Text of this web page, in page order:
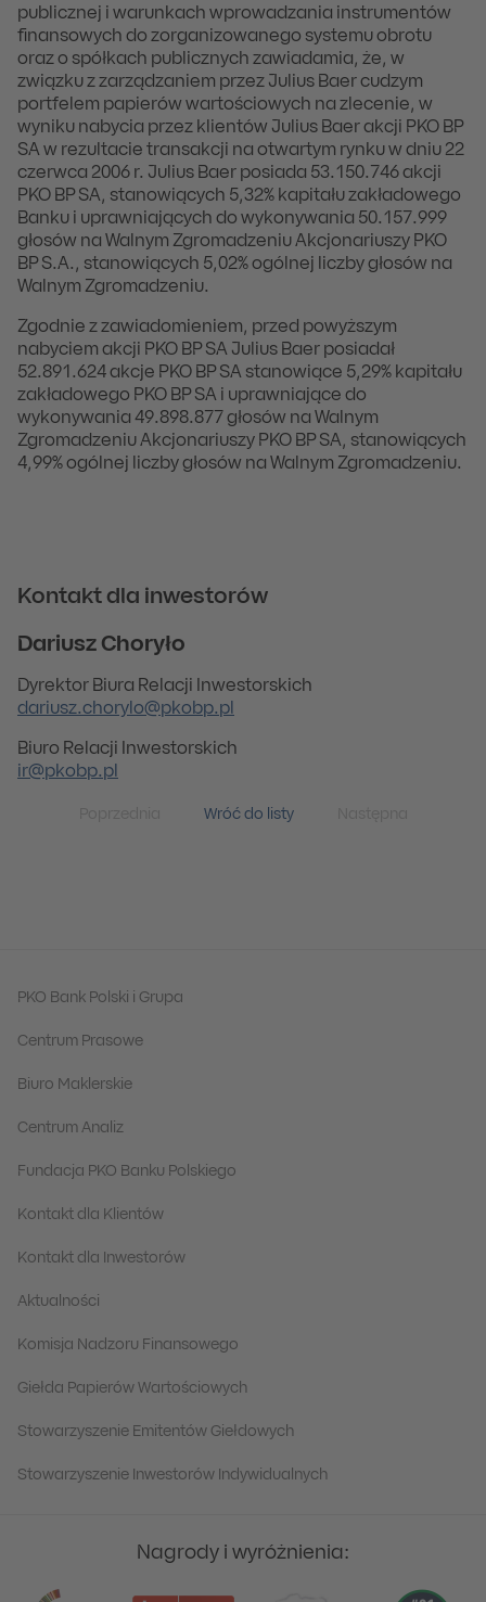
publicznej i warunkach wprowadzania instrumentów
finansowych do zorganizowanego systemu obrotu
oraz o spółkach publicznych zawiadamia, że, w
związku z zarządzaniem przez Julius Baer cudzym
portfelem papierów wartościowych na zlecenie, w
wyniku nabycia przez klientów Julius Baer akcji PKO BP
SA w rezultacie transakcji na otwartym rynku w dniu 22
czerwca 2006 r. Julius Baer posiada 53.150.746 akcji
PKO BP SA, stanowiących 5,32% kapitału zakładowego
Banku i uprawniających do wykonywania 50.157.999
głosów na Walnym Zgromadzeniu Akcjonariuszy PKO
BP S.A., stanowiących 5,02% ogólnej liczby głosów na
Walnym Zgromadzeniu.
Zgodnie z zawiadomieniem, przed powyższym
nabyciem akcji PKO BP SA Julius Baer posiadał
52.891.624 akcje PKO BP SA stanowiące 5,29% kapitału
zakładowego PKO BP SA i uprawniające do
wykonywania 49.898.877 głosów na Walnym
Zgromadzeniu Akcjonariuszy PKO BP SA, stanowiących
4,99% ogólnej liczby głosów na Walnym Zgromadzeniu.
Kontakt dla inwestorów
Dariusz Choryło
Dyrektor Biura Relacji Inwestorskich
dariusz.chorylo@pkobp.pl
Biuro Relacji Inwestorskich
ir@pkobp.pl
Wróć do listy
PKO Bank Polski i Grupa
Centrum Prasowe
Biuro Maklerskie
Centrum Analiz
Fundacja PKO Banku Polskiego
Kontakt dla Klientów
Kontakt dla Inwestorów
Aktualności
Komisja Nadzoru Finansowego
Giełda Papierów Wartościowych
Stowarzyszenie Emitentów Giełdowych
Stowarzyszenie Inwestorów Indywidualnych
Nagrody i wyróżnienia: